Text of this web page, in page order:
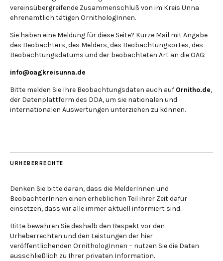
vereinsübergreifende Zusammenschluß von im Kreis Unna
ehrenamtlich tätigen OrnithologInnen.
Sie haben eine Meldung für diese Seite? Kurze Mail mit Angabe
des Beobachters, des Melders, des Beobachtungsortes, des
Beobachtungsdatums und der beobachteten Art an die OAG:
info@oagkreisunna.de
Bitte melden Sie Ihre Beobachtungsdaten auch auf Ornitho.de,
der Datenplattform des DDA, um sie nationalen und
internationalen Auswertungen unterziehen zu können.
URHEBERRECHTE
Denken Sie bitte daran, dass die MelderInnen und
BeobachterInnen einen erheblichen Teil ihrer Zeit dafür
einsetzen, dass wir alle immer aktuell informiert sind.
Bitte bewahren Sie deshalb den Respekt vor den
Urheberrechten und den Leistungen der hier
veröffentlichenden OrnithologInnen – nutzen Sie die Daten
ausschließlich zu Ihrer privaten Information.